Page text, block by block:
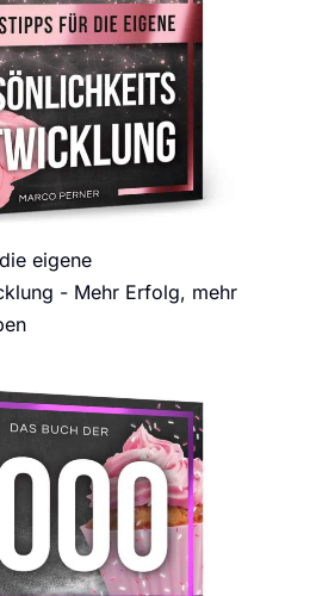
eigene
- Mehr Erfolg, mehr